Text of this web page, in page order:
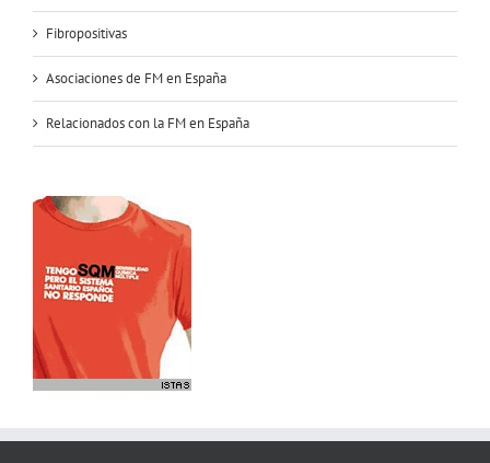
Fibropositivas
Asociaciones de FM en España
Relacionados con la FM en España